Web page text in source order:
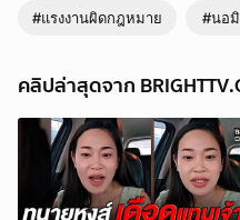
#แรงงานผิดกฎหมาย #นอ
คลิปล่าสุดจาก